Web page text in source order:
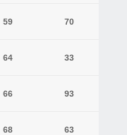
59 70
64 33
66 93
68 63